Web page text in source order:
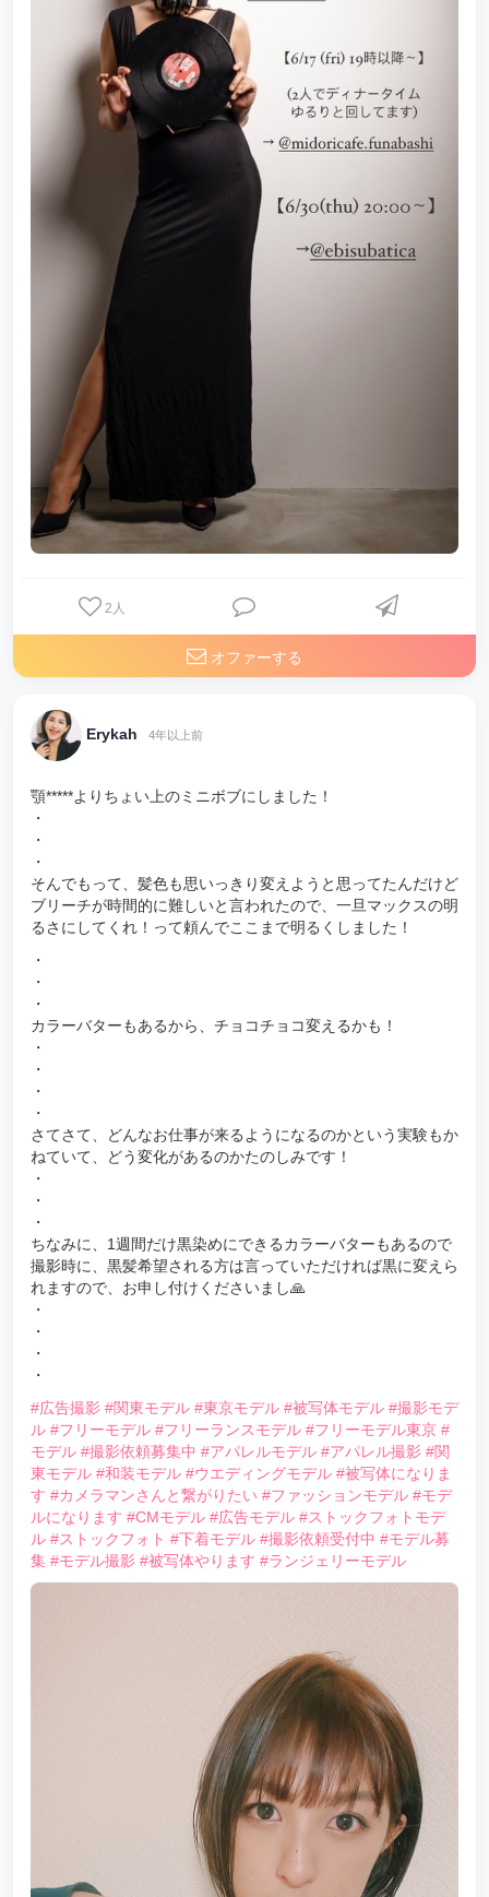
2 人
オファーする
Erykah 4年以上前
顎*****よりちょい上のミニボブにしました！
・
・
・
そんでもって、髪色も思いっきり変えようと思ってたんだけど
ブリーチが時間的に難しいと言われたので、一旦マックスの明
るさにしてくれ！って頼んでここまで明るくしました！
・
・
・
カラーバターもあるから、チョコチョコ変えるかも！
・
・
・
・
さてさて、どんなお仕事が来るようになるのかという実験もか
ねていて、どう変化があるのかたのしみです！
・
・
・
ちなみに、1週間だけ黒染めにできるカラーバターもあるので
撮影時に、黒髪希望される方は言っていただければ黒に変えら
れますので、お申し付けくださいまし🙏
・
・
・
・
#広告撮影 #関東モデル #東京モデル #被写体モデル #撮影モデ
ル #フリーモデル #フリーランスモデル #フリーモデル東京 #
モデル #撮影依頼募集中 #アパレルモデル #アパレル撮影 #関
東モデル #和装モデル #ウエディングモデル #被写体になりま
す #カメラマンさんと繋がりたい #ファッションモデル #モデ
ルになります #CMモデル #広告モデル #ストックフォトモデ
ル #ストックフォト #下着モデル #撮影依頼受付中 #モデル募
集 #モデル撮影 #被写体やります #ランジェリーモデル